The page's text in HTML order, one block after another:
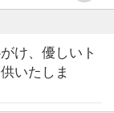
け、優しいト
いたしま